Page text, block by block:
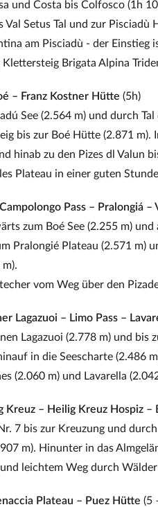
und Costa bis Colfosco (1h
Setus Tal und zur Pisciadù
am Pisciadù - der Einstieg
Brigata Alpina
– Franz Kostner Hütte (5h)
See (2.564 m) und durch
bis zur Boé Hütte (2.871 m).
hinab zu den Pizes dl Valun
Plateau in einer guten
Pass – Pralongiá –
zum Boé See (2.255 m)
Pralongié Plateau (2.571 m)
vom Weg über den
Lagazuoi – Limo Pass –
Lagazuoi (2.778 m) und bis
in die Seescharte (2.486
(2.060 m) und Lavarella
– Heilig Kreuz Hospiz –
7 bis zur Kreuzung und
m). Hinunter in das
leichtem Weg durch
Plateau – Puez Hütte (5